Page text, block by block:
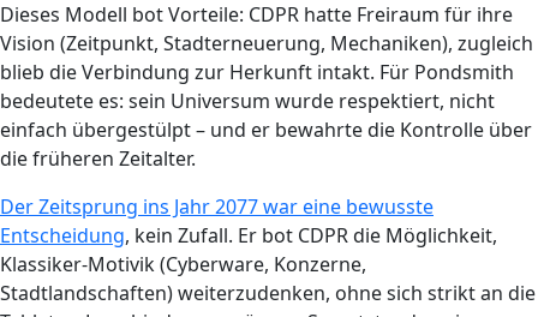
Dieses Modell bot Vorteile: CDPR hatte Freiraum für ihre
Vision (Zeitpunkt, Stadterneuerung, Mechaniken), zugleich
blieb die Verbindung zur Herkunft intakt. Für Pondsmith
bedeutete es: sein Universum wurde respektiert, nicht
einfach übergestülpt – und er bewahrte die Kontrolle über
die früheren Zeitalter.
Der Zeitsprung ins Jahr 2077 war eine bewusste
Entscheidung, kein Zufall. Er bot CDPR die Möglichkeit,
Klassiker-Motivik (Cyberware, Konzerne,
Stadtlandschaften) weiterzudenken, ohne sich strikt an die